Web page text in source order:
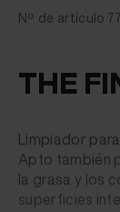
Nº de artículo
THE
Limpiador
Apto también
la grasa y los
superficies